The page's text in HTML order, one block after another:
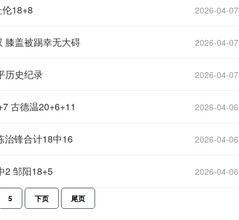
18+8 2026-04-07
膝盖被踢幸无大碍 2026-04-07
历史纪录 2026-04-07
古德温20+6+11 2026-04-06
治锋合计18中16 2026-04-06
2 邹阳18+5 2026-04-06
5 下页 尾页